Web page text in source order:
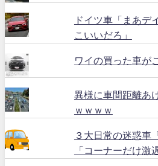
ドイツ車「まあデ
こいいだろ」
ワイの買った車が
異様に車間距離あ
ｗｗｗｗ
３大日常の迷惑車
「コーナーだけ激